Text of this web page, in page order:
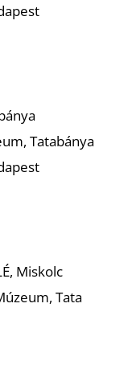
Tatabánya
Miskolc
Tata